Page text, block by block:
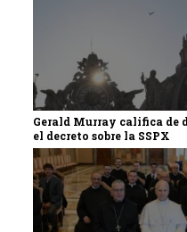
Gerald Murray califica de
el decreto sobre la SSPX